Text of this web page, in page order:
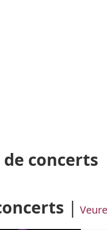
concerts